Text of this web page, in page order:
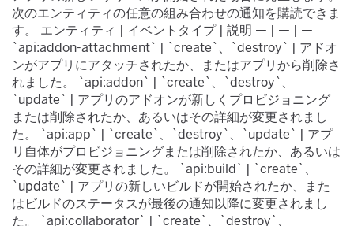
次のエンティティの任意の組み合わせの通知を購読できま
す。 エンティティ | イベントタイプ | 説明 — | — | —
`api:addon-attachment`​ | `create`​、`destroy`​ | アドオ
ンがアプリにアタッチされたか、またはアプリから削除さ
れました。 `api:addon`​ | `create`​、`destroy`​、
`update`​ | アプリのアドオンが新しくプロビジョニング
または削除されたか、あるいはその詳細が変更されまし
た。 `api:app`​ | `create`​、`destroy`​、`update`​ | アプ
リ自体がプロビジョニングまたは削除されたか、あるいは
その詳細が変更されました。 `api:build`​ | `create`​、
`update`​ | アプリの新しいビルドが開始されたか、また
はビルドのステータスが最後の通知以降に変更されまし
た。 `api:collaborator`​ | `create`​、`destroy`​、